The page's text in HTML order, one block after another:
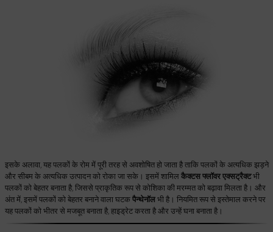
इसके अलावा, यह पलकों के रोम में पूरी तरह से अवशोषित हो जाता है ताकि पलकों के अत्यधिक झड़ने
और सीबम के अत्यधिक उत्पादन को रोका जा सके। इसमें शामिल कैक्टस फ्लॉवर एक्सट्रैक्टभी
पलकों को बेहतर बनाता है, जिससे प्राकृतिक रूप से कोशिका की मरम्मत को बढ़ावा मिलता है। और
अंत में, इसमें पलकों को बेहतर बनाने वाला घटक पैन्थेनॉलभी है। नियमित रूप से इस्तेमाल करने पर
यह पलकों को भीतर से मजबूत बनाता है, हाइड्रेट करता है और उन्हें घना बनाता है।